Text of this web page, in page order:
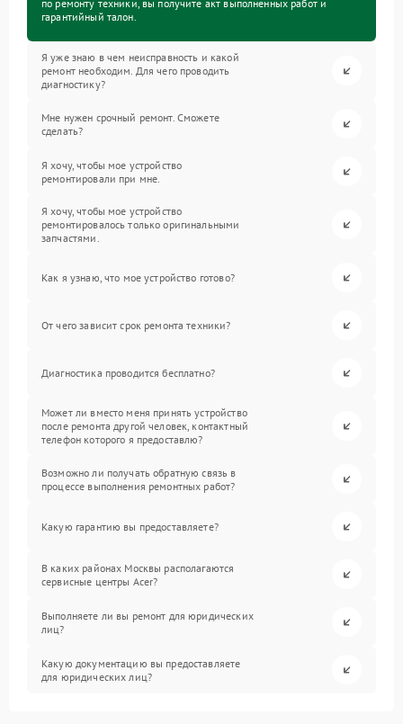
по ремонту техники, вы получите акт выполненных работ и
гарантийный талон.
Я уже знаю в чем неисправность и какой
ремонт необходим. Для чего проводить
диагностику?
Мне нужен срочный ремонт. Сможете
сделать?
Я хочу, чтобы мое устройство
ремонтировали при мне.
Я хочу, чтобы мое устройство
ремонтировалось только оригинальными
запчастями.
Как я узнаю, что мое устройство готово?
От чего зависит срок ремонта техники?
Диагностика проводится бесплатно?
Может ли вместо меня принять устройство
после ремонта другой человек, контактный
телефон которого я предоставлю?
Возможно ли получать обратную связь в
процессе выполнения ремонтных работ?
Какую гарантию вы предоставляете?
В каких районах Москвы располагаются
сервисные центры Acer?
Выполняете ли вы ремонт для юридических
лиц?
Какую документацию вы предоставляете
для юридических лиц?